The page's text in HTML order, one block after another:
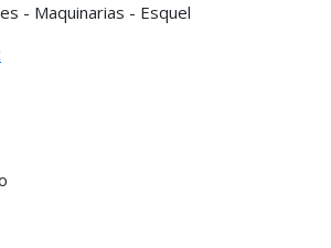
- Maquinarias - Esquel